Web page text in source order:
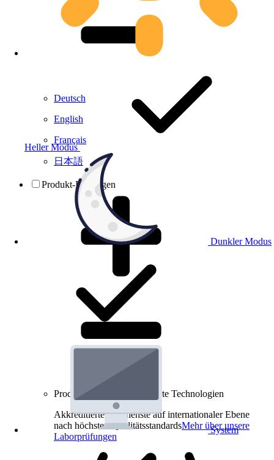
Heller Modus
Dunkler Modus
System
Deutsch
English
Français
日本語
Produkt-Prüfungen
Produkt-Prüfungen für smarte Technologien
Akkreditierte Prüfdienste auf internationaler Ebene
nach höchsten QualitätsstandardsMehr über unsere
Laborprüfungen